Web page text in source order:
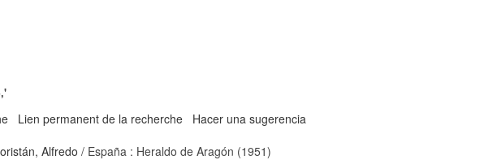
Lien permanent de la recherche
Hacer una sugerencia
Alfredo / España : Heraldo de Aragón (1951)